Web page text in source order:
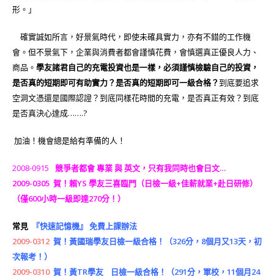
形。」
確實誠如所言，好景氣時代，即使未確具實力，亦有不錯的工作機
會。但不景氣下，企業與消費者都會謹慎花費，會慎選真正優良人力、
商品。 學友諸君自己的充電投資也是一樣，必須謹慎檢驗自己的投資，
是否真的短期即可有助實力？是否真的短期即可一級合格？ 到底要追求
空洞文憑還是國際認證？到底同樣花時間的充電，是否真正有效？到底
是否真決心達成…….?
加油！機會總是給有準備的人！
2008-0915
競爭者都會 專業 與 英文，只有我同時也會日文…
2009-0305 賀！賴YS 學友三喜臨門（日檢一級+佳薪就業+赴日研修）
（僅600小時一級即達270分！）
常見
『快速記憶機』 免費上課辦法
2009-0312 賀！黃國瑞學友日檢一級合格！（326分，8個月又13天，初
次報考！）
2009-0310 賀！黃TR學友 日檢一級合格！（291分，軍校，11個月24